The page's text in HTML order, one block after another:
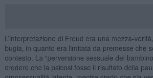
L’interpretazione di Freud era una mezza-
bugia, in quanto era limitata da premesse che
contesto. La “perversione sessuale del
credere che la psicosi fosse il risultato della